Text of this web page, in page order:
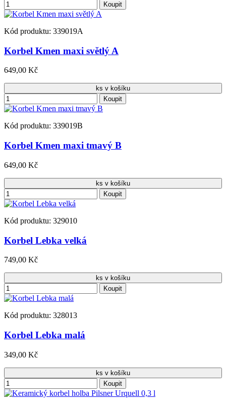
Koupit
Kód produktu: 339019A
Korbel Kmen maxi světlý A
649,00 Kč
ks v košíku
Koupit
Kód produktu: 339019B
Korbel Kmen maxi tmavý B
649,00 Kč
ks v košíku
Koupit
Kód produktu: 329010
Korbel Lebka velká
749,00 Kč
ks v košíku
Koupit
Kód produktu: 328013
Korbel Lebka malá
349,00 Kč
ks v košíku
Koupit